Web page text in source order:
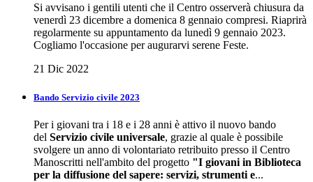
Si avvisano i gentili utenti che il Centro osserverà chiusura da
venerdì 23 dicembre a domenica 8 gennaio compresi. Riaprirà
regolarmente su appuntamento da lunedì 9 gennaio 2023.
Cogliamo l'occasione per augurarvi serene Feste.
21 Dic 2022
Bando Servizio civile 2023
Per i giovani tra i 18 e i 28 anni è attivo il nuovo bando
del Servizio civile universale, grazie al quale è possibile
svolgere un anno di volontariato retribuito presso il Centro
Manoscritti nell'ambito del progetto "I giovani in Biblioteca
per la diffusione del sapere: servizi, strumenti e...